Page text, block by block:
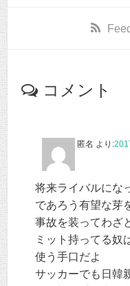
コメント
匿名 より:
将来ライバルにな
であろう有望な芽
事故を装ってわざ
ミット持ってる奴
使う手口だよ
サッカーでも日韓